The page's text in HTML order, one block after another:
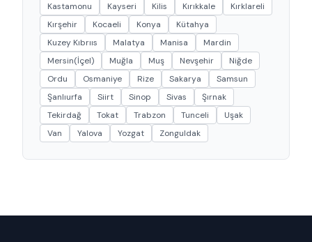
Kastamonu
Kayseri Kilis Kırıkkale
Kırklareli
Kırşehir
Kocaeli Konya
Kütahya
Kuzey Kıbrııs
Malatya Manisa
Mardin
Mersin(İçel)
Muğla Muş Nevşehir
Niğde
Ordu
Osmaniye Rize Sakarya
Samsun
Şanlıurfa
Siirt Sinop Sivas
Şırnak
Tekirdağ
Tokat Trabzon Tunceli
Uşak
Van
Yalova Yozgat Zonguldak